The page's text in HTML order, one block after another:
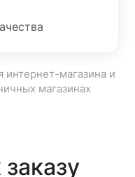
интернет-магазина и
магазинах